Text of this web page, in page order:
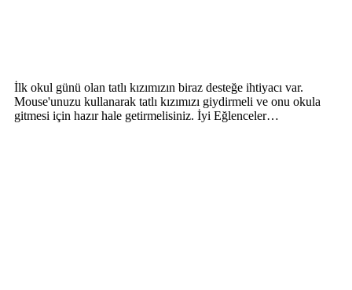
İlk okul günü olan tatlı kızımızın biraz desteğe ihtiyacı var.
Mouse'unuzu kullanarak tatlı kızımızı giydirmeli ve onu okula
gitmesi için hazır hale getirmelisiniz. İyi Eğlenceler…